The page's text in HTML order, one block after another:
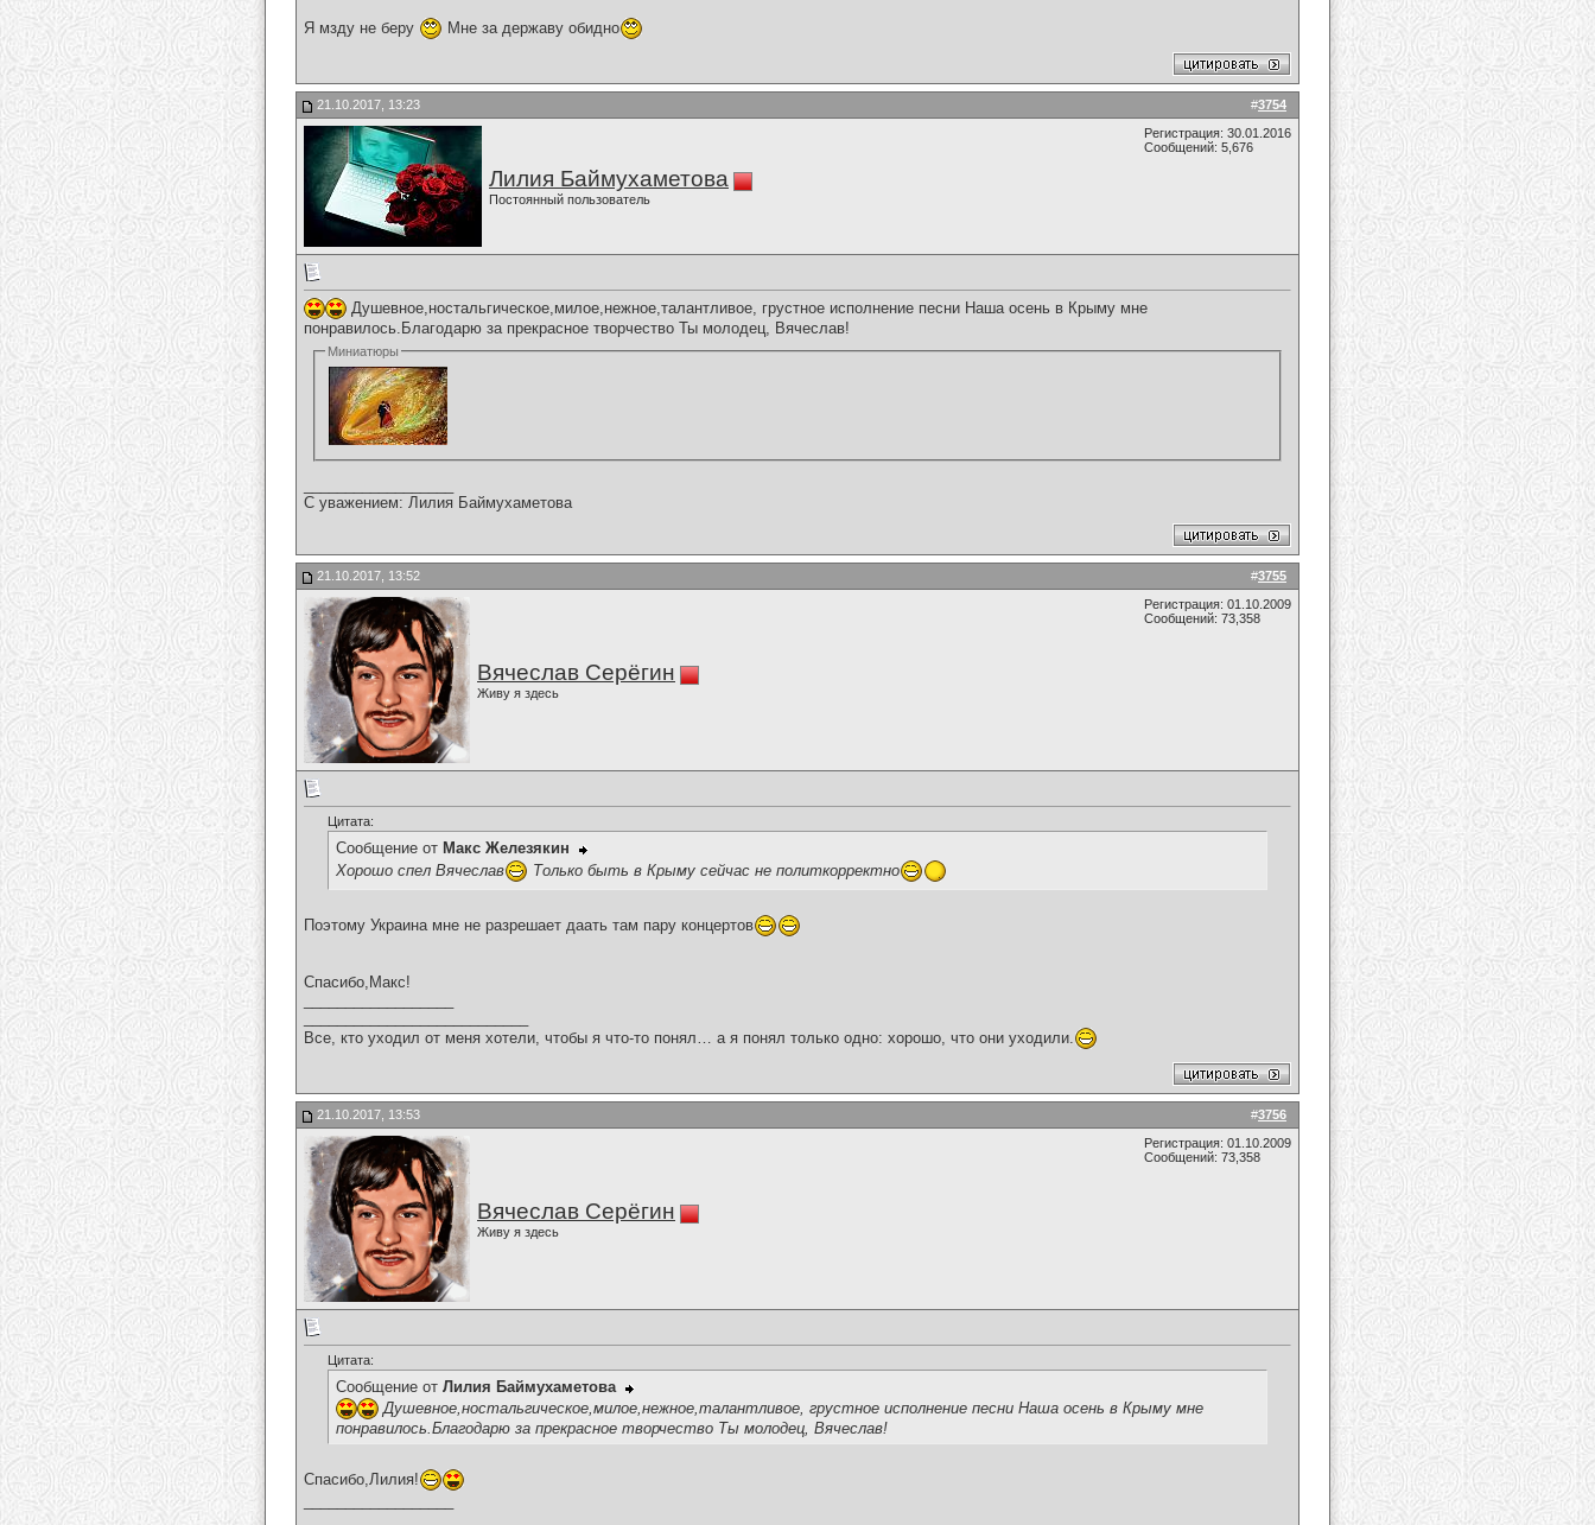
Я мзду не беру Мне за державу обидно
#3754
21.10.2017, 13:23
Лилия Баймухаметова
Постоянный пользователь
Регистрация: 30.01.2016
Сообщений: 5,676
Душевное,ностальгическое,милое,нежное,талантливое, грустное исполнение песни Наша осень в Крыму мне
понравилось.Благодарю за прекрасное творчество Ты молодец, Вячеслав!
Миниатюры
С уважением: Лилия Баймухаметова
#3755
21.10.2017, 13:52
Вячеслав Серёгин
Живу я здесь
Регистрация: 01.10.2009
Сообщений: 73,358
Цитата:
Сообщение от Макс Железякин
Хорошо спел Вячеслав
Только быть в Крыму сейчас не политкорректно
Поэтому Украина мне не разрешает даать там пару концертов
Спасибо,Макс!
Все, кто уходил от меня хотели, чтобы я что-то понял… а я понял только одно: хорошо, что они уходили.
#3756
21.10.2017, 13:53
Вячеслав Серёгин
Живу я здесь
Регистрация: 01.10.2009
Сообщений: 73,358
Цитата:
Сообщение от Лилия Баймухаметова
Душевное,ностальгическое,милое,нежное,талантливое, грустное исполнение песни Наша осень в Крыму мне
понравилось.Благодарю за прекрасное творчество Ты молодец, Вячеслав!
Спасибо,Лилия!